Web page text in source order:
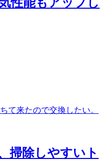
て来たので交換したい。
掃除しやすいト